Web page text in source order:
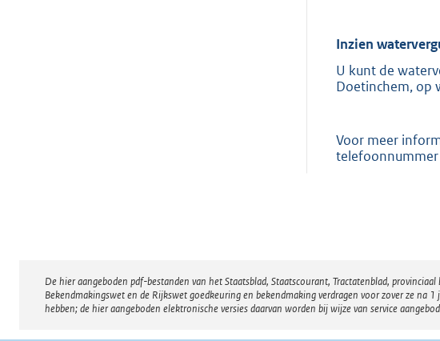
Inzien
U kunt de
Doetinchem, op
Voor meer
Disclaimer
De hier aangeboden pdf-bestanden van het Staatsblad, Staatscourant, Tractatenblad,
Bekendmakingswet en de Rijkswet goedkeuring en bekendmaking verdragen voor zover ze
hebben; de hier aangeboden elektronische versies daarvan worden bij wijze van service